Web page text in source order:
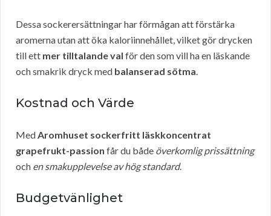
Dessa sockerersättningar har förmågan att förstärka
aromerna utan att öka kaloriinnehållet, vilket gör drycken
till ett mer tilltalande val för den som vill ha en läskande
och smakrik dryck med balanserad sötma.
Kostnad och Värde
MedAromhuset sockerfritt läskkoncentrat
grapefrukt-passion får du både överkomlig prissättning
och en smakupplevelse av hög standard.
Budgetvänlighet